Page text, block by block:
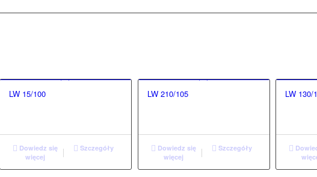
LW 15/100
Dowiedz się
więcej
Szczegóły
LW 210/105
Dowiedz się
więcej
Szczegóły
LW 130/